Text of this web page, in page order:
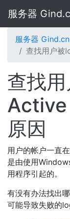
服务器
服务器 Gind.cn
查找用户被
查找
原因
用户的帐户一直
是由使用
用程序引起的。
有没有办法找出
可能导致失败的